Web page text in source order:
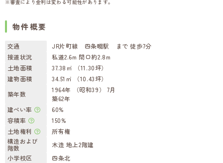
※審査により金利は変わる可能性があります。
物件概要
交通
JR片町線 四条畷駅 まで 徒歩7分
接道状況
私道2.6m 間口約2.8m
土地面積
37.38㎡ （11.30坪）
建物面積
34.51㎡ （10.43坪）
築年数
1964年 （昭和39） 7月
築62年
建ぺい率
60%
容積率
150%
土地権利
所有権
構造および
階数
木造 地上2階建
小学校区
四条北